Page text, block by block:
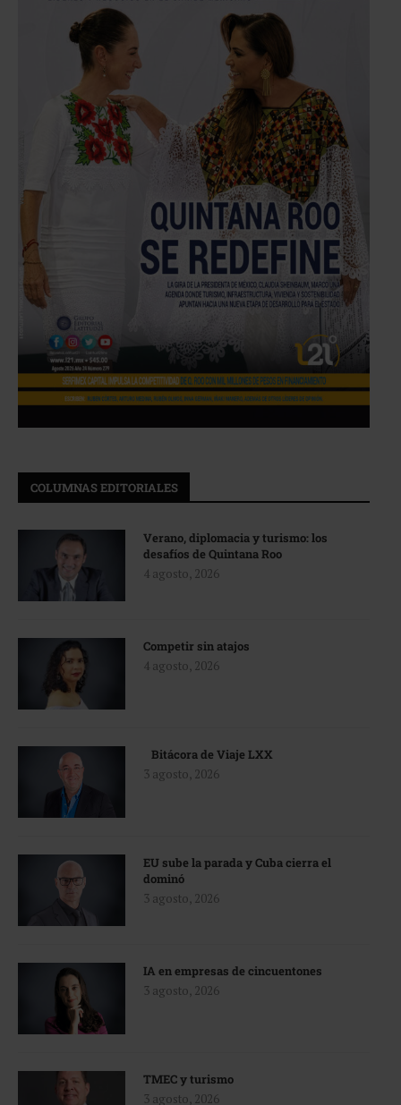
COLUMNAS EDITORIALES
Verano, diplomacia y turismo: los
desafíos de Quintana Roo
4 agosto, 2026
Competir sin atajos
4 agosto, 2026
Bitácora de Viaje LXX
3 agosto, 2026
EU sube la parada y Cuba cierra el
dominó
3 agosto, 2026
IA en empresas de cincuentones
3 agosto, 2026
TMEC y turismo
3 agosto, 2026